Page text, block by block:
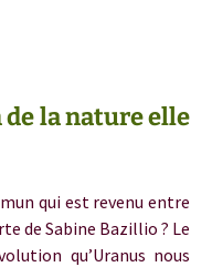
la nature elle
qui est revenu entre
de Sabine Bazillio ? Le
qu’Uranus nous